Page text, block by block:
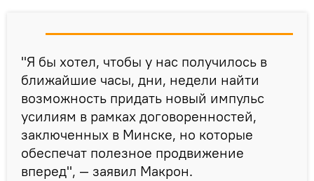
"Я бы хотел, чтобы у нас получилось в
ближайшие часы, дни, недели найти
возможность придать новый импульс
усилиям в рамках договоренностей,
заключенных в Минске, но которые
обеспечат полезное продвижение
вперед", — заявил Макрон.